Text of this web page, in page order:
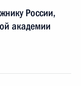
России,
академии